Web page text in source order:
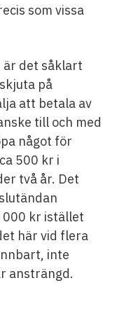
som vissa
är det såklart
på
att betala av
till och med
något för
500 kr i
två år. Det
000 kr istället
här vid flera
inte
ansträngd.